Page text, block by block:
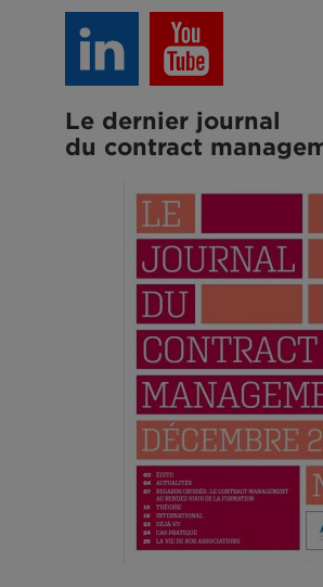
Le dernier journal
du contract